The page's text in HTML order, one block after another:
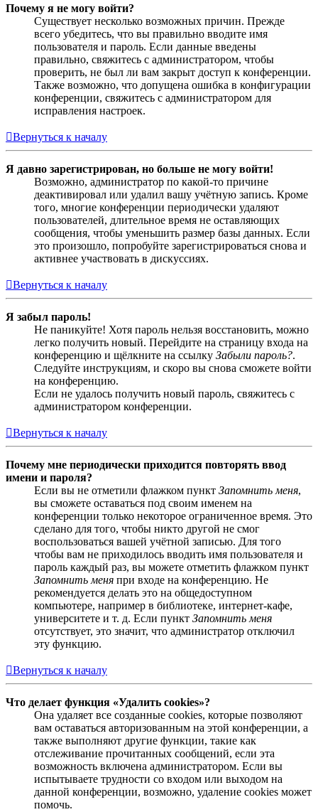
Почему я не могу войти?
Существует несколько возможных причин. Прежде
всего убедитесь, что вы правильно вводите имя
пользователя и пароль. Если данные введены
правильно, свяжитесь с администратором, чтобы
проверить, не был ли вам закрыт доступ к конференции.
Также возможно, что допущена ошибка в конфигурации
конференции, свяжитесь с администратором для
исправления настроек.
Вернуться к началу
Я давно зарегистрирован, но больше не могу войти!
Возможно, администратор по какой-то причине
деактивировал или удалил вашу учётную запись. Кроме
того, многие конференции периодически удаляют
пользователей, длительное время не оставляющих
сообщения, чтобы уменьшить размер базы данных. Если
это произошло, попробуйте зарегистрироваться снова и
активнее участвовать в дискуссиях.
Вернуться к началу
Я забыл пароль!
Не паникуйте! Хотя пароль нельзя восстановить, можно
легко получить новый. Перейдите на страницу входа на
конференцию и щёлкните на ссылку Забыли пароль?.
Следуйте инструкциям, и скоро вы снова сможете войти
на конференцию.
Если не удалось получить новый пароль, свяжитесь с
администратором конференции.
Вернуться к началу
Почему мне периодически приходится повторять ввод
имени и пароля?
Если вы не отметили флажком пункт Запомнить меня,
вы сможете оставаться под своим именем на
конференции только некоторое ограниченное время. Это
сделано для того, чтобы никто другой не смог
воспользоваться вашей учётной записью. Для того
чтобы вам не приходилось вводить имя пользователя и
пароль каждый раз, вы можете отметить флажком пункт
Запомнить меня при входе на конференцию. Не
рекомендуется делать это на общедоступном
компьютере, например в библиотеке, интернет-кафе,
университете и т. д. Если пункт Запомнить меня
отсутствует, это значит, что администратор отключил
эту функцию.
Вернуться к началу
Что делает функция «Удалить cookies»?
Она удаляет все созданные cookies, которые позволяют
вам оставаться авторизованным на этой конференции, а
также выполняют другие функции, такие как
отслеживание прочитанных сообщений, если эта
возможность включена администратором. Если вы
испытываете трудности со входом или выходом на
данной конференции, возможно, удаление cookies может
помочь.